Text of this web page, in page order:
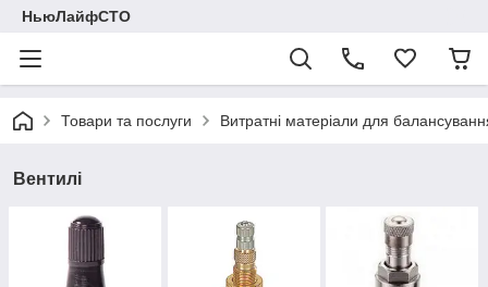
НьюЛайфСТО
Товари та послуги Витратні матеріали для
Вентилі